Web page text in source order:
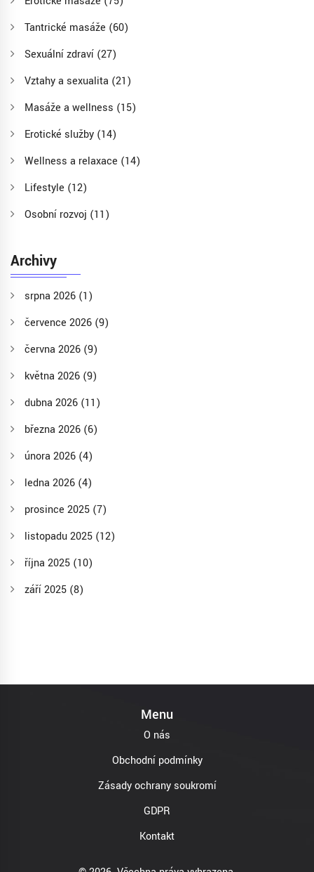
Tantrické masáže (60)
Sexuální zdraví (27)
Vztahy a sexualita (21)
Masáže a wellness (15)
Erotické služby (14)
Wellness a relaxace (14)
Lifestyle (12)
Osobní rozvoj (11)
Archivy
srpna 2026 (1)
července 2026 (9)
června 2026 (9)
května 2026 (9)
dubna 2026 (11)
března 2026 (6)
února 2026 (4)
ledna 2026 (4)
prosince 2025 (7)
listopadu 2025 (12)
října 2025 (10)
září 2025 (8)
Menu
O nás
Obchodní podmínky
Zásady ochrany soukromí
GDPR
Kontakt